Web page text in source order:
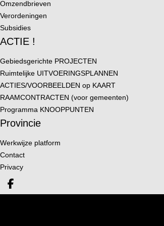
Omzendbrieven
Verordeningen
Subsidies
ACTIE !
Gebiedsgerichte PROJECTEN
Ruimtelijke UITVOERINGSPLANNEN
ACTIES/VOORBEELDEN op KAART
RAAMCONTRACTEN (voor gemeenten)
Programma KNOOPPUNTEN
Provincie
Werkwijze platform
Contact
Privacy
Deel op facebook